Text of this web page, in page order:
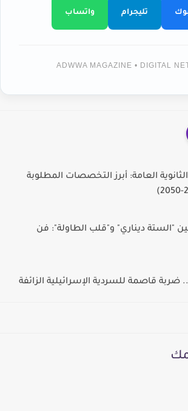
تليجرام واتساب
ADWWA MAGAZINE • DIGITAL
العامة: أبرز التخصصات المطلوبة
"الستة ديناري" و"قلب الطاولة": فن
قاصمة للسردية الإسرائيلية الزائفة